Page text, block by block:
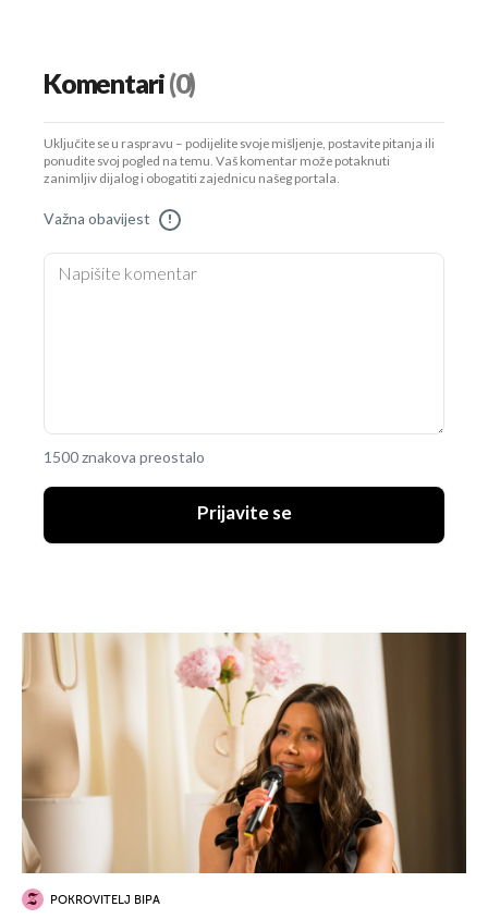
Komentari(0)
Uključite se u raspravu – podijelite svoje mišljenje, postavite pitanja ili
ponudite svoj pogled na temu. Vaš komentar može potaknuti
zanimljiv dijalog i obogatiti zajednicu našeg portala.
Važna obavijest !
1500 znakova preostalo
Prijavite se
POKROVITELJ BIPA